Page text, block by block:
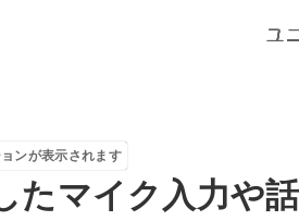
ンが表示されます
たマイク入力や